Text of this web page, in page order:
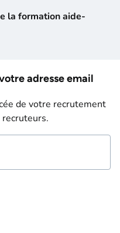
la formation aide-
adresse email
de votre recrutement